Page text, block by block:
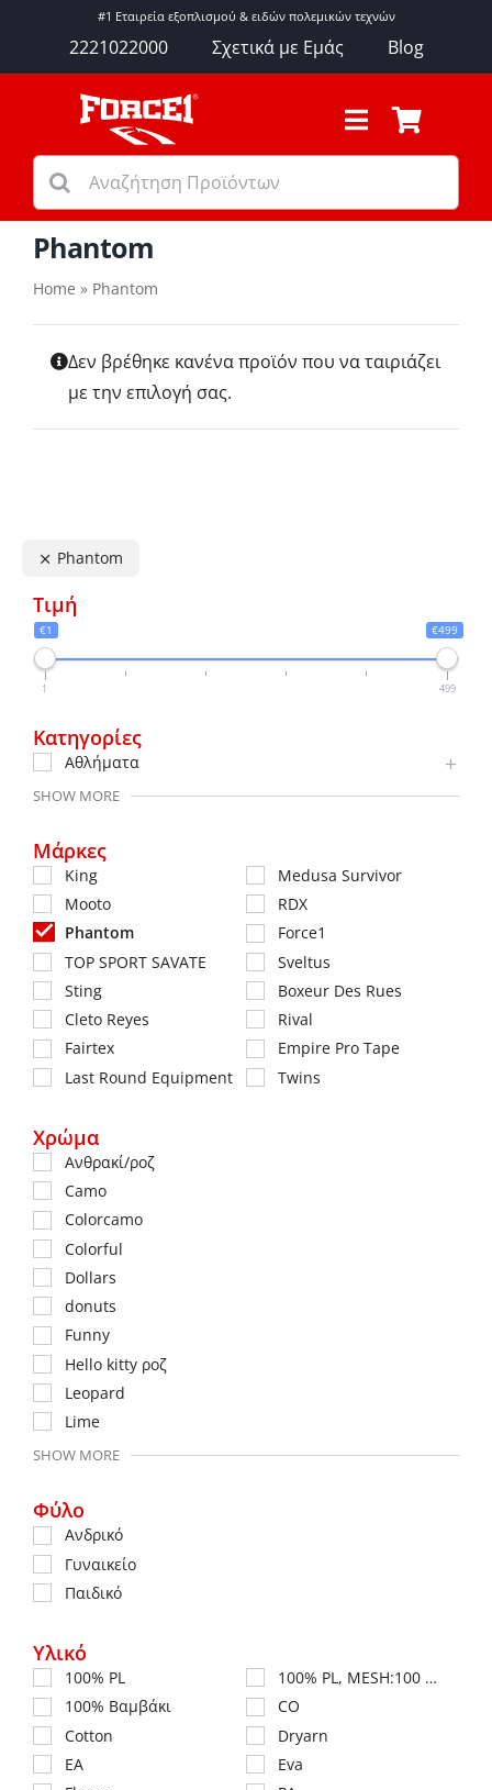
περιεχόμενο
#1 Εταιρεία εξοπλισμού & ειδών πολεμικών τεχνών
2221022000 Σχετικά με Εμάς Blog
Toggle
Γάντια
Προστατευτικά Προπόνησης
Εξοπλισμός Προπόνησης
Αξεσουάρ
Μάρκες
Αναζήτηση
για:
Phantom
Home » Phantom
Δεν βρέθηκε κανένα προϊόν που να ταιριάζει
με την επιλογή σας.
Phantom
Τιμή
€1 €499
1 499
Κατηγορίες
Αθλήματα
SHOW MORE
Μάρκες
King
Medusa Survivor
Mooto
RDX
Phantom
Force1
TOP SPORT SAVATE
Sveltus
Sting
Boxeur Des Rues
Cleto Reyes
Rival
Fairtex
Empire Pro Tape
Last Round Equipment
Twins
Χρώμα
Aνθρακί/ροζ
Camo
Colorcamo
Colorful
Dollars
donuts
Funny
Hello kitty ροζ
Leopard
Lime
SHOW MORE
Φύλο
Ανδρικό
Γυναικείο
Παιδικό
Υλικό
100% PL
100% PL, MESH:100 %PL
100% Βαμβάκι
CO
Cotton
Dryarn
EA
Eva